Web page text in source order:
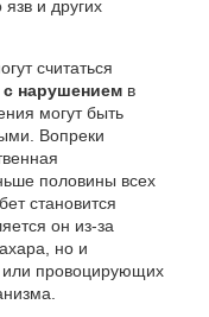
и других
считаться
нарушением в
могут быть
Вопреки
половины всех
становится
он из-за
но и
или провоцирующих